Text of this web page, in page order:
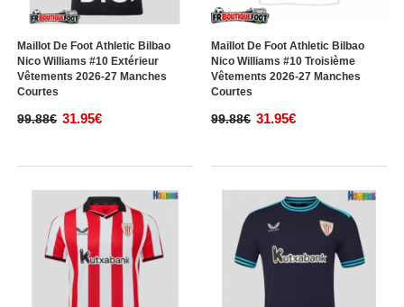
Maillot De Foot Athletic Bilbao
Nico Williams #10 Extérieur
Vêtements 2026-27 Manches
Courtes
99.88€ 31.95€
Maillot De Foot Athletic Bilbao
Nico Williams #10 Troisième
Vêtements 2026-27 Manches
Courtes
99.88€ 31.95€